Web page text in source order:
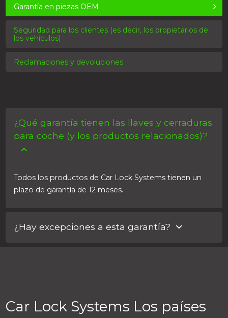
Garantía en piezas OEM
Seguridad para los clientes (es decir, los propietarios de
los vehículos)
Reclamaciones y devoluciones
¿Qué garantía tienen las llaves y cerraduras
para coche (y los productos relacionados)?
Todos los productos de Car Lock Systems tienen un
plazo de garantía de 12 meses.
¿Hay excepciones a esta garantía?
Car Lock Systems Los países